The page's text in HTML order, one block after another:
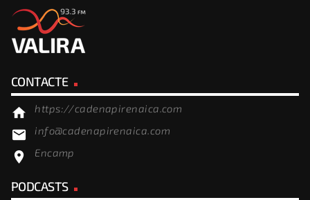
CONTACTE
home https://cadenapirenaica.com
email info@cadenapirenaica.com
location_on Encamp
PODCASTS